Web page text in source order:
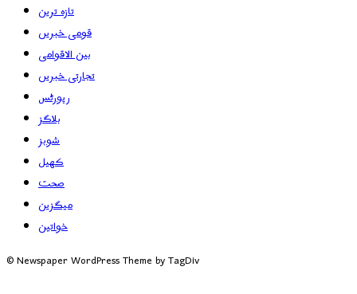
تازہ ترین
قومی خبریں
بین الاقوامی
تجارتی خبریں
رپورٹس
بلاگز
شوبز
کھیل
صحت
میگزین
خواتین
© Newspaper WordPress Theme by TagDiv